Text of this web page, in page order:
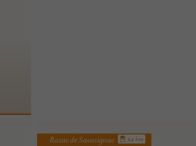
Razac de Saussignac 3.4 km